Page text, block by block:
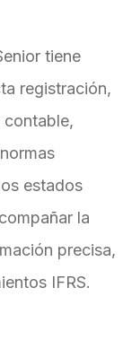
tiene
registración,
contable,
estados
la
precisa,
IFRS.